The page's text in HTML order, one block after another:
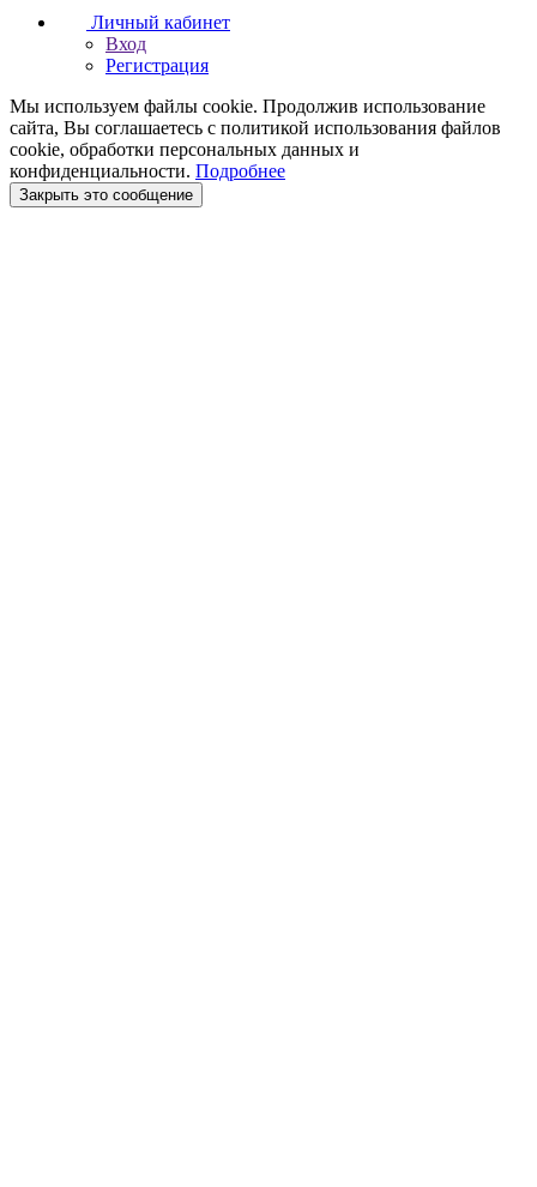
Личный кабинет
Вход
Регистрация
Мы используем файлы cookie. Продолжив использование
сайта, Вы соглашаетесь с политикой использования файлов
cookie, обработки персональных данных и
конфиденциальности. Подробнее
Закрыть это сообщение